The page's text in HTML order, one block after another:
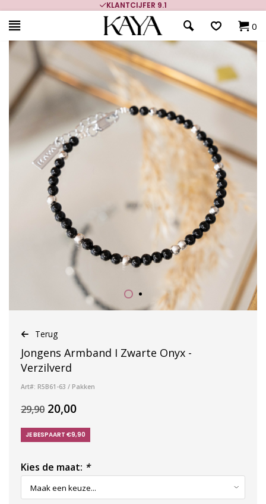
KLANTCIJFER 9.1
0
Terug
Jongens Armband I Zwarte Onyx -
Verzilverd
Art#: R5B61-63 / Pakken
29,90 20,00
JE BESPAART €9,90
Kies de maat: *